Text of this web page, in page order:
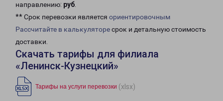
направлению: руб.
** Срок перевозки является ориентировочным
Рассчитайте в калькуляторесрок и детальную стоимость
доставки.
Скачать тарифы для филиала
«Ленинск-Кузнецкий»
Тарифы на услуги перевозки (xlsx)